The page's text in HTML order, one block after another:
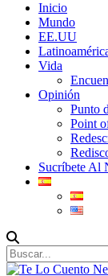
Inicio
Mundo
EE.UU
Vida
Opinión
Punto
Point
Sucríbete Al